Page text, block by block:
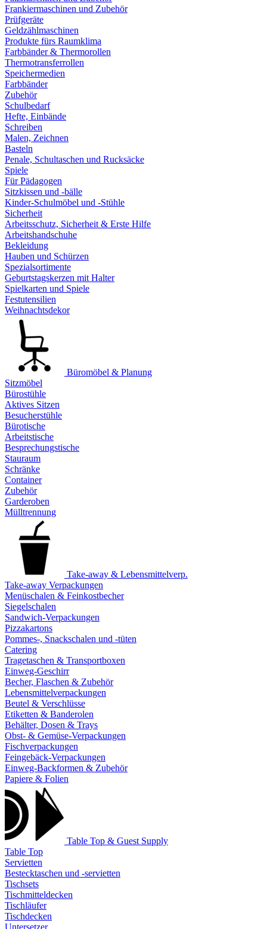
Frankiermaschinen und Zubehör
Prüfgeräte
Geldzählmaschinen
Produkte fürs Raumklima
Farbbänder & Thermorollen
Thermotransferrollen
Speichermedien
Farbbänder
Zubehör
Schulbedarf
Hefte, Einbände
Schreiben
Malen, Zeichnen
Basteln
Penale, Schultaschen und Rucksäcke
Spiele
Für Pädagogen
Sitzkissen und -bälle
Kinder-Schulmöbel und -Stühle
Sicherheit
Arbeitsschutz, Sicherheit & Erste Hilfe
Arbeitshandschuhe
Bekleidung
Hauben und Schürzen
Spezialsortimente
Geburtstagskerzen mit Halter
Spielkarten und Spiele
Festutensilien
Weihnachtsdekor
Büromöbel & Planung
Sitzmöbel
Bürostühle
Aktives Sitzen
Besucherstühle
Bürotische
Arbeitstische
Besprechungstische
Stauraum
Schränke
Container
Zubehör
Garderoben
Mülltrennung
Take-away & Lebensmittelverp.
Take-away Verpackungen
Menüschalen & Feinkostbecher
Siegelschalen
Sandwich-Verpackungen
Pizzakartons
Pommes-, Snackschalen und -tüten
Catering
Tragetaschen & Transportboxen
Einweg-Geschirr
Becher, Flaschen & Zubehör
Lebensmittelverpackungen
Beutel & Verschlüsse
Etiketten & Banderolen
Behälter, Dosen & Trays
Obst- & Gemüse-Verpackungen
Fischverpackungen
Feingebäck-Verpackungen
Einweg-Backformen & Zubehör
Papiere & Folien
Table Top & Guest Supply
Table Top
Servietten
Bestecktaschen und -servietten
Tischsets
Tischmitteldecken
Tischläufer
Tischdecken